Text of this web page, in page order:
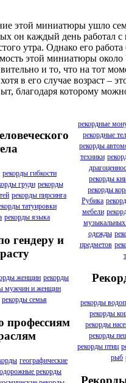
этой миниатюры ушло
он каждый день работал
утра. Однако его
этой миниатюры около
и то, что на тот
в его случае возраст –
благодаря которому
рекорды гибкости
груди рекорды
рекорды пирсинга
татуировки
рекорды языка
гендеру и
женщин рекорды
мужчин и женщин
рекорды семья
профессиям
географические
рекорды
рекордные
рекордные
рекорды
техники
рекорды
рекорды
Рубика
мебели
музыкальных
одежды
предметов
рекорды
рекорды
рекорды
рекорды
рекорды птиц
рыб